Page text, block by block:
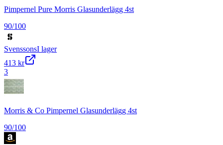
Pimpernel Pure Morris Glasunderlägg 4st
90/100
SvenssonsI lager
413 kr
3
Morris & Co Pimpernel Glasunderlägg 4st
90/100